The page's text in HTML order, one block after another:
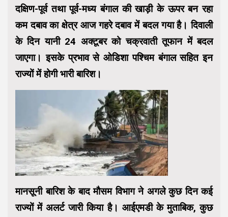
दक्षिण-पूर्व तथा पूर्व-मध्य बंगाल की खाड़ी के ऊपर बन रहा
कम दबाव का क्षेत्र आज गहरे दबाव में बदल गया है। दिवाली
के दिन यानी 24 अक्टूबर को चक्रवाती तूफान में बदल
जाएगा। इसके प्रभाव से ओडिशा पश्चिम बंगाल सहित इन
राज्यों में होगी भारी बारिश।
मानसूनी बारिश के बाद मौसम विभाग ने अगले कुछ दिन कई
राज्यों में अलर्ट जारी किया है। आईएमडी के मुताबिक, कुछ